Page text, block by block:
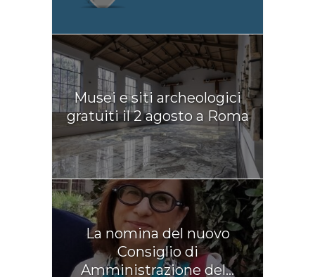
Musei e siti archeologici
gratuiti il 2 agosto a Roma
La nomina del nuovo
Consiglio di
Amministrazione del...